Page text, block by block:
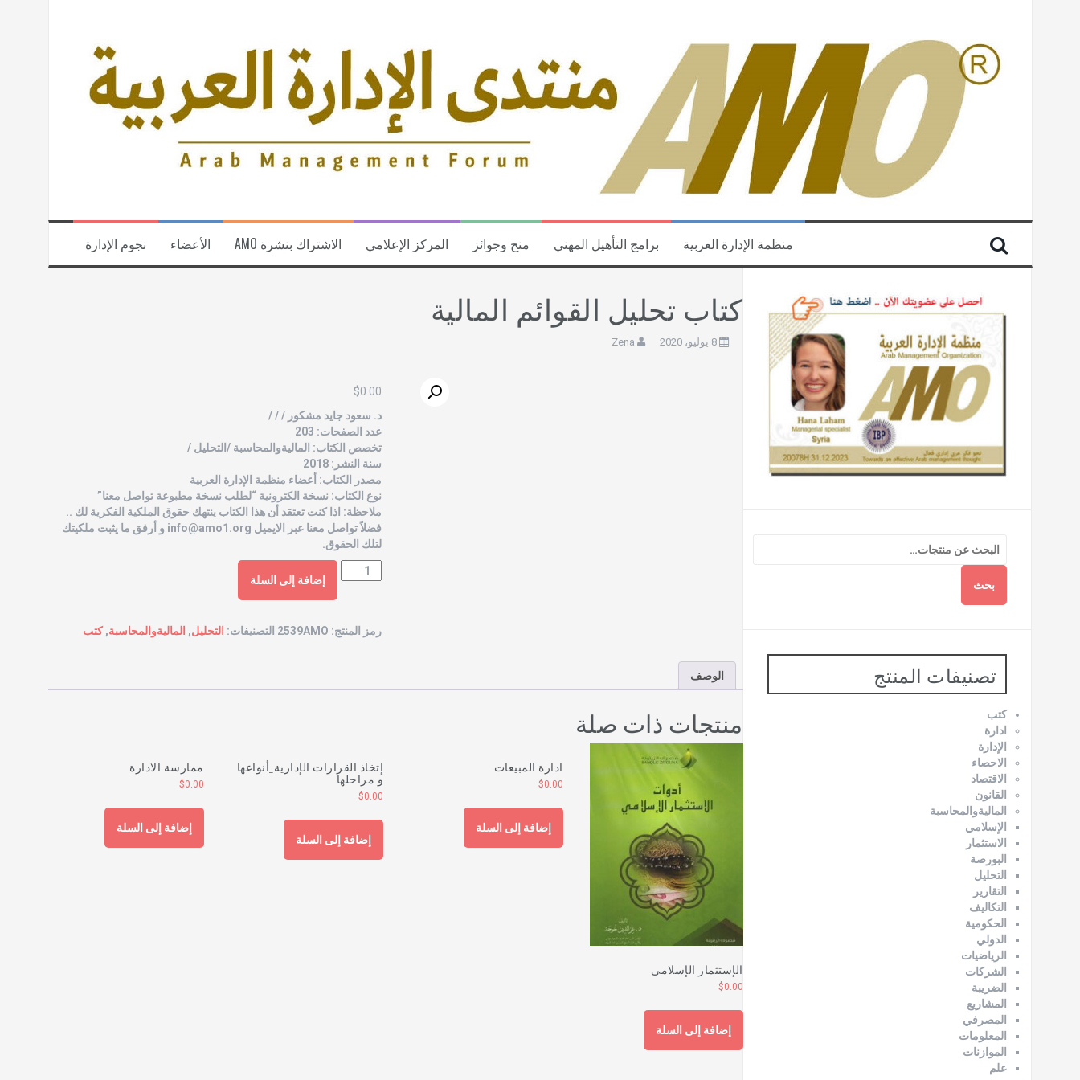
نجوم الإدارة الأعضاء الاشتراك بنشرة AMO المركز الإعلامي منح وجوائز برامج التأهيل المهني منظمة الإدارة العربية
كتاب تحليل القوائم المالية
8 يوليو، 2020 Zena
$0.00
د. سعود جايد مشكور / / /
عدد الصفحات: 203
تخصص الكتاب: الماليةوالمحاسبة /التحليل /
سنة النشر: 2018
مصدر الكتاب: أعضاء منظمة الإدارة العربية
نوع الكتاب: نسخة الكترونية “لطلب نسخة مطبوعة تواصل معنا”
ملاحظة: اذا كنت تعتقد أن هذا الكتاب ينتهك حقوق الملكية الفكرية لك ..
فضلاً تواصل معنا عبر الايميل info@amo1.org و أرفق ما يثبت ملكيتك
لتلك الحقوق.
إضافة إلى السلة
رمز المنتج: 2539AMO التصنيفات: التحليل, الماليةوالمحاسبة,كتب
الوصف
منتجات ذات صلة
الإستثمار الإسلامي
$0.00
إضافة إلى السلة
ادارة المبيعات
$0.00
إضافة إلى السلة
إتخاذ القرارات الإدارية_أنواعها
و مراحلها
$0.00
إضافة إلى السلة
ممارسة الادارة
$0.00
إضافة إلى السلة
بحث
تصنيفات المنتج
كتب
ادارة
الإدارة
الاحصاء
الاقتصاد
القانون
الماليةوالمحاسبة
الإسلامي
الاستثمار
البورصة
التحليل
التقارير
التكاليف
الحكومية
الدولي
الرياضيات
الشركات
الضريبة
المشاريع
المصرفي
المعلومات
الموازنات
علم